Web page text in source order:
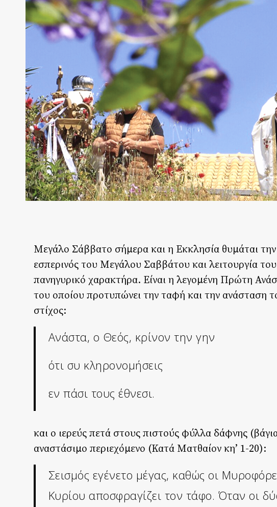
Μεγάλο Σάββατο σήμερα και η Εκκλησία θυμάται
εσπερινός του Μεγάλου Σαββάτου και λειτουργία
πανηγυρικό χαρακτήρα. Είναι η λεγομένη Πρώτη
του οποίου προτυπώνει την ταφή και την ανάσταση
στίχος:
Ανάστα, ο Θεός, κρίνον την γην
ότι συ κληρονομήσεις
εν πάσι τους έθνεσι.
και ο ιερεύς πετά στους πιστούς φύλλα δάφνης
αναστάσιμο περιεχόμενο (Κατά Ματθαίον κη’ 1-20):
Σεισμός εγένετο μέγας, καθώς οι
Κυρίου αποσφραγίζει τον τάφο. Όταν οι